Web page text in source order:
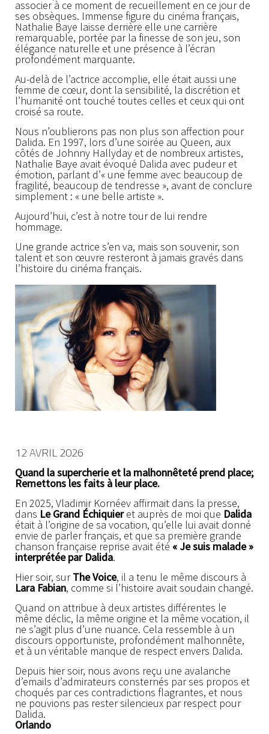
associer à ce moment de recueillement en ce jour de
ses obsèques. Immense figure du cinéma français,
Nathalie Baye laisse derrière elle une carrière
remarquable, portée par la finesse de son jeu, son
élégance naturelle et une présence à l’écran
profondément marquante.
Au-delà de l’actrice accomplie, elle était aussi une
femme de cœur, dont la sensibilité, la discrétion et
l’humanité ont touché toutes celles et ceux qui ont
croisé sa route.
Nous n’oublierons pas non plus son affection pour
Dalida. En 1997, lors d’une soirée au Queen, aux
côtés de Johnny Hallyday et de nombreux artistes,
Nathalie Baye avait évoqué Dalida avec pudeur et
émotion, parlant d’« une femme avec beaucoup de
fragilité, beaucoup de tendresse », avant de conclure
simplement : « une belle artiste ».
Aujourd’hui, c’est à notre tour de lui rendre
hommage.
Une grande actrice s’en va, mais son souvenir, son
talent et son œuvre resteront à jamais gravés dans
l’histoire du cinéma français.
12 AVRIL 2026
Quand la supercherie et la malhonnêteté prend place;
Remettons les faits à leur place.
En 2025, Vladimir Kornéev affirmait dans la presse,
dans Le Grand Échiquieret auprès de moi que Dalida
était à l’origine de sa vocation, qu’elle lui avait donné
envie de parler français, et que sa première grande
chanson française reprise avait été « Je suis malade »
interprétée par Dalida.
Hier soir, surThe Voice, il a tenu le même discours à
Lara Fabian, comme si l’histoire avait soudain changé.
Quand on attribue à deux artistes différentes le
même déclic, la même origine et la même vocation, il
ne s’agit plus d’une nuance. Cela ressemble à un
discours opportuniste, profondément malhonnête,
et à un véritable manque de respect envers Dalida.
Depuis hier soir, nous avons reçu une avalanche
d’emails d’admirateurs consternés par ses propos et
choqués par ces contradictions flagrantes, et nous
ne pouvions pas rester silencieux par respect pour
Dalida.
Orlando